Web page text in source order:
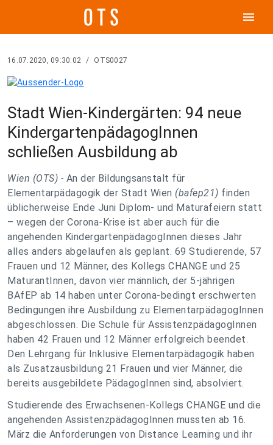
menu
16.07.2020, 09:30:02 / OTS0027
Stadt Wien-Kindergärten: 94 neue
KindergartenpädagogInnen
schließen Ausbildung ab
Wien (OTS) - An der Bildungsanstalt für
Elementarpädagogik der Stadt Wien (bafep21) finden
üblicherweise Ende Juni Diplom- und Maturafeiern statt
– wegen der Corona-Krise ist aber auch für die
angehenden KindergartenpädagogInnen dieses Jahr
alles anders abgelaufen als geplant. 69 Studierende, 57
Frauen und 12 Männer, des Kollegs CHANGE und 25
MaturantInnen, davon vier männlich, der 5-jährigen
BAfEP ab 14 haben unter Corona-bedingt erschwerten
Bedingungen ihre Ausbildung zu ElementarpädagogInnen
abgeschlossen. Die Schule für AssistenzpädagogInnen
haben 42 Frauen und 12 Männer erfolgreich beendet.
Den Lehrgang für Inklusive Elementarpädagogik haben
als Zusatzausbildung 21 Frauen und vier Männer, die
bereits ausgebildete PädagogInnen sind, absolviert.
Studierende des Erwachsenen-Kollegs CHANGE und die
angehenden AssistenzpädagogInnen mussten ab 16.
März die Anforderungen von Distance Learning und ihr